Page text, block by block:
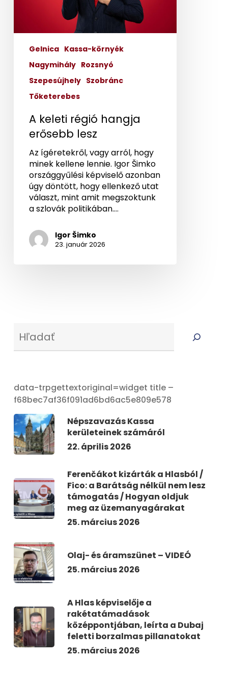
Gelnica Kassa-környék
Nagymihály Rozsnyó
Szepesújhely Szobránc
Tőketerebes
A keleti régió hangja
erősebb lesz
Az ígéretekről, vagy arról, hogy
minek kellene lennie. Igor Šimko
országgyűlési képviselő azonban
úgy döntött, hogy ellenkező utat
választ, mint amit megszoktunk
a szlovák politikában.…
Igor Šimko
23. január 2026
data-trpgettextoriginal=widget title –
f68bec7af36f091ad6bd6ac5e809e578
Népszavazás Kassa
kerületeinek számáról
22. április 2026
Ferenčákot kizárták a Hlasból /
Fico: a Barátság nélkül nem lesz
támogatás / Hogyan oldjuk
meg az üzemanyagárakat
25. március 2026
Olaj- és áramszünet – VIDEÓ
25. március 2026
A Hlas képviselője a
rakétatámadások
középpontjában, leírta a Dubaj
feletti borzalmas pillanatokat
25. március 2026